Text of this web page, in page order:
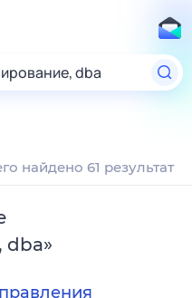
dba
найдено 61 результат
dba»